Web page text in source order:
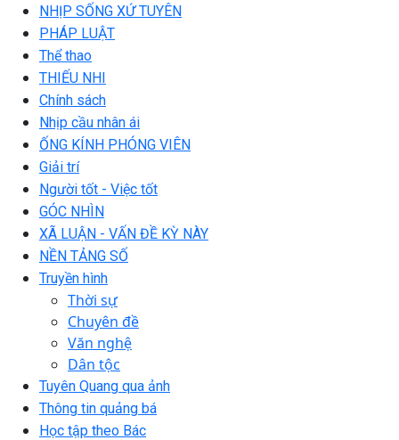
NHỊP SỐNG XỨ TUYÊN
PHÁP LUẬT
Thể thao
THIẾU NHI
Chính sách
Nhịp cầu nhân ái
ỐNG KÍNH PHÓNG VIÊN
Giải trí
Người tốt - Việc tốt
GÓC NHÌN
XÃ LUẬN - VẤN ĐỀ KỲ NÀY
NỀN TẢNG SỐ
Truyền hình
Thời sự
Chuyên đề
Văn nghệ
Dân tộc
Tuyên Quang qua ảnh
Thông tin quảng bá
Học tập theo Bác